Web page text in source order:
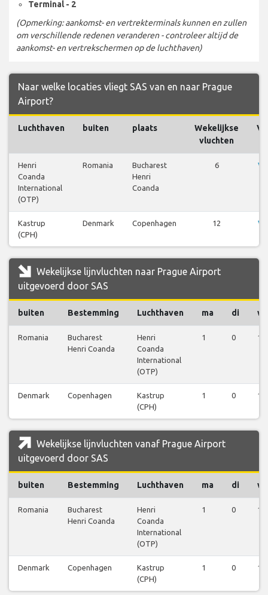
Terminal - 2
(Opmerking: aankomst- en vertrekterminals kunnen en zullen
om verschillende redenen veranderen - controleer altijd de
aankomst- en vertrekschermen op de luchthaven)
Naar welke locaties vliegt SAS van en naar Prague
Airport?
Luchthaven buiten plaats
Wekelijkse
vluchten
Henri
Coanda
International
(OTP)
Romania
Bucharest
Henri
Coanda
6
Kastrup
(CPH)
Denmark Copenhagen 12
Wekelijkse lijnvluchten naar Prague Airport
uitgevoerd door SAS
buiten Bestemming Luchthaven ma di
Romania
Bucharest
Henri Coanda
Henri
Coanda
International
(OTP)
1 0 1
Denmark Copenhagen
Kastrup
(CPH)
1 0 1
Wekelijkse lijnvluchten vanaf Prague Airport
uitgevoerd door SAS
buiten Bestemming Luchthaven ma di
Romania
Bucharest
Henri Coanda
Henri
Coanda
International
(OTP)
1 0 1
Denmark Copenhagen
Kastrup
(CPH)
1 0 1